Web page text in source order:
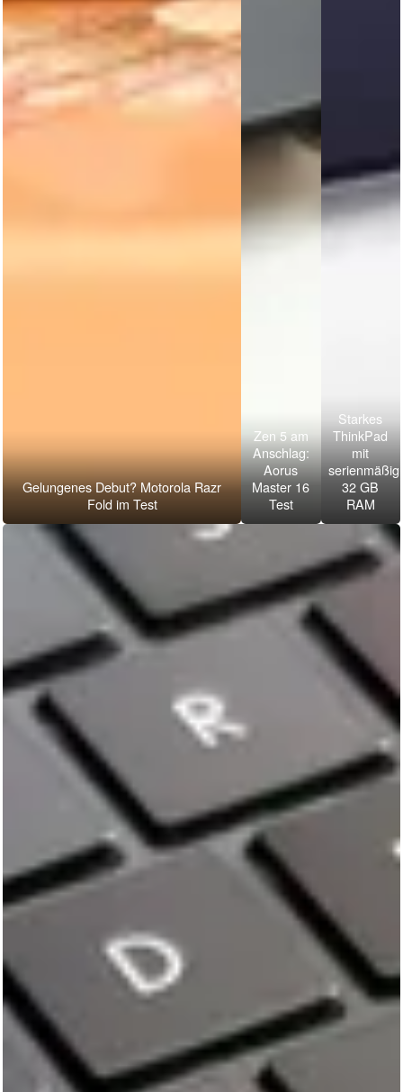
Gelungenes Debut? Motorola Razr
Fold im Test
Zen 5 am
Anschlag:
Aorus
Master 16
Test
Starkes
ThinkPad
mit
serienmäßig
32 GB
RAM